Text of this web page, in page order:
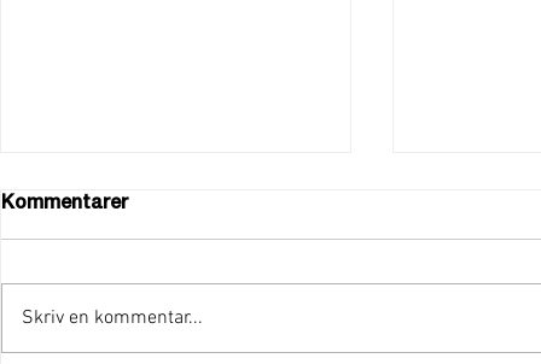
Kommentarer
Skriv en kommentar...